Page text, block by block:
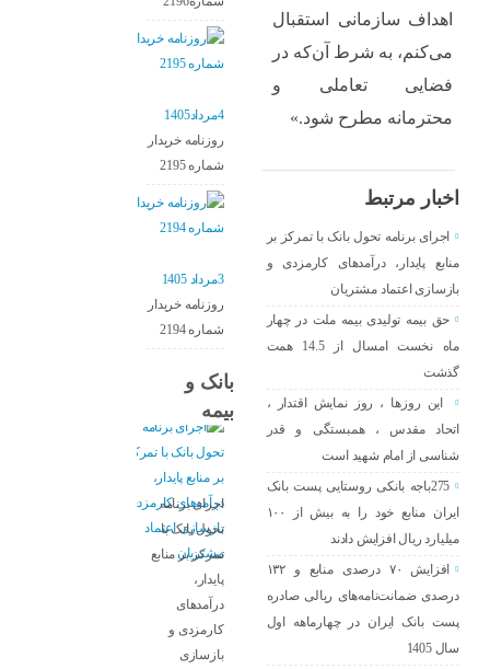
اهداف سازمانی استقبال
می‌کنم، به شرط آن‌که در
فضایی تعاملی و
محترمانه مطرح شود.»
اخبار مرتبط
اجرای برنامه تحول بانک با تمرکز بر
منابع پایدار، درآمدهای کارمزدی و
بازسازی اعتماد مشتریان
حق بیمه تولیدی بیمه ملت در چهار
ماه نخست امسال از 14.5 همت
گذشت
این روزها ، روز نمایش اقتدار ،
اتحاد مقدس ، همبستگی و قدر
شناسی از امام شهید است
275باجه بانکی روستایی پست بانک
ایران منابع خود را به بیش از ۱۰۰
میلیارد ریال افزایش دادند
افزایش ۷۰ درصدی منابع و ۱۳۲
درصدی ضمانت‌نامه‌های ریالی صادره
پست بانک ایران در چهارماهه اول
سال 1405
4مرداد1405
روزنامه خریدار
شماره 2195
3مرداد 1405
روزنامه خریدار
شماره 2194
بانک و
بیمه
اجرای برنامه
تحول بانک با
تمرکز بر منابع
پایدار،
درآمدهای
کارمزدی و
بازسازی